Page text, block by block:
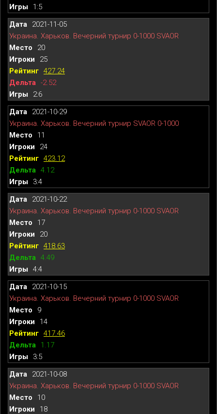
1:5
2021-11-05
Украина. Харьков. Вечерний турнир 0-1000 SVAOR
20
25
427.24
-2.52
2:6
2021-10-29
Украина. Харьков. Вечерний турнир SVAOR 0-1000
11
24
423.12
4.12
3:4
2021-10-22
Украина. Харьков. Вечерний турнир 0-1000 SVAOR
17
20
418.63
4.49
4:4
2021-10-15
Украина. Харьков. Вечерний турнир 0-1000 SVAOR
9
14
417.46
1.17
3:5
2021-10-08
Украина. Харьков. Вечерний турнир 0-1000 SVAOR
10
18